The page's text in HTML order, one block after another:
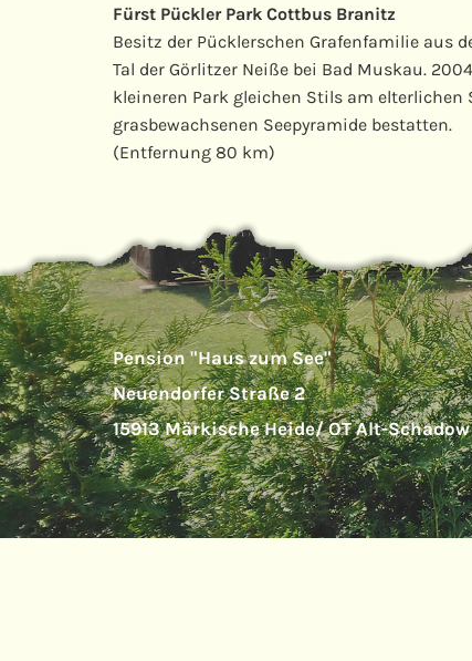
Fürst Pückler Park Cottbus Branitz
Besitz der Pücklerschen Grafenfamilie aus
Tal der Görlitzer Neiße bei Bad Muskau.
kleineren Park gleichen Stils am
grasbewachsenen Seepyramide bestatten.
(Entfernung 80 km)
Pension "Haus zum See"
Neuendorfer Straße 2
15913 Märkische Heide/ OT Alt-Schadow